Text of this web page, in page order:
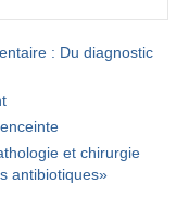
: Du diagnostic
et chirurgie
antibiotiques»